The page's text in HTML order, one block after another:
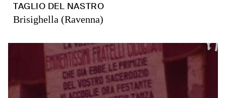
TAGLIO DEL NASTRO
Brisighella (Ravenna)